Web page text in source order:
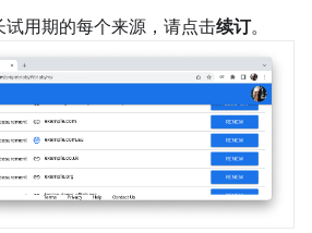
试用期的每个来源，请点击续订。